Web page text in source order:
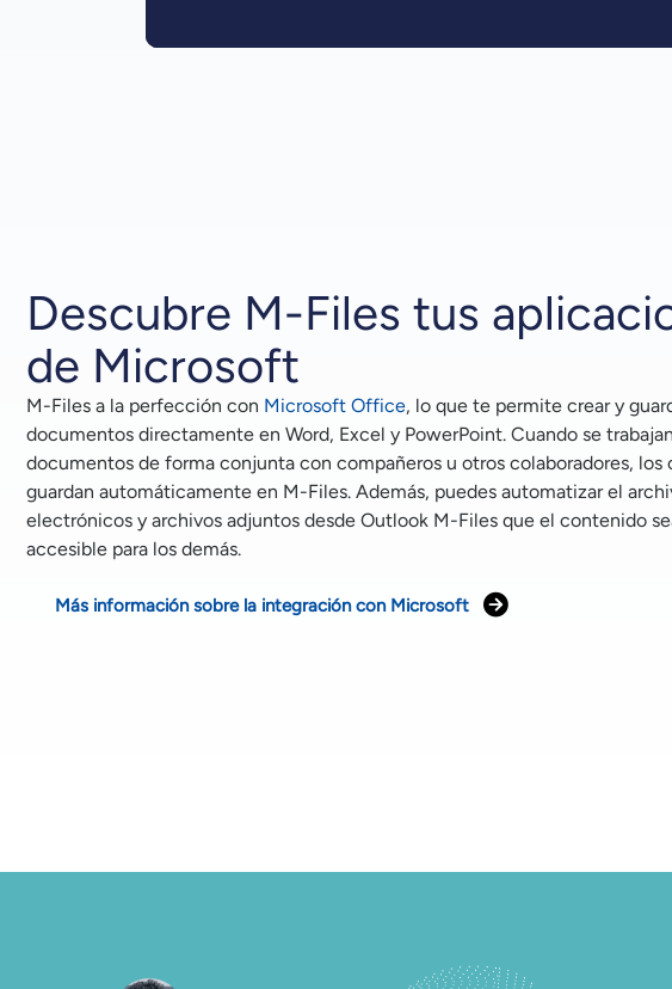
Descubre M-Files tus
de Microsoft
M-Files a la perfección con Microsoft Office, lo que te permite crear y
documentos directamente en Word, Excel y PowerPoint. Cuando se
documentos de forma conjunta con compañeros u otros colaboradores, los
guardan automáticamente en M-Files. Además, puedes automatizar el
electrónicos y archivos adjuntos desde Outlook M-Files que el contenido
accesible para los demás.
Más información sobre la integración con Microsoft